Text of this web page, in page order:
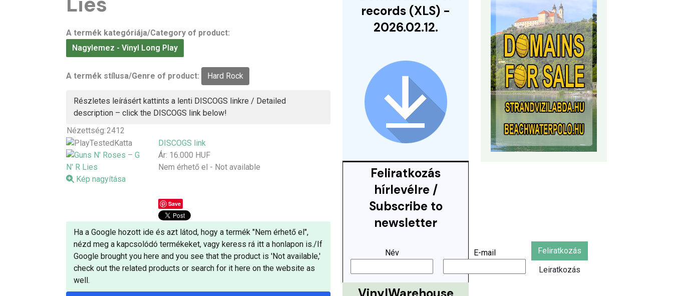
A termék kategóriája/Category of product:
Nagylemez - Vinyl Long Play
A termék stílusa/Genre of product: Hard Rock
Részletes leírásért kattints a lenti DISCOGS linkre / Detailed
description – click the DISCOGS link below!
Nézettség: 2412
Kép nagyítása
DISCOGS link
Ár: 16.000 HUF
Nem érhető el - Not available
Save
Ha a Google hozott ide és azt látod, hogy a termék "Nem érhető el",
nézd meg a kapcsolódó termékeket, vagy keress rá itt a honlapon is./If
Google brought you here and you see that the product is 'Not available,'
check out the related products or search for it here on the website as
well.
records (XLS) -
2026.02.12.
Feliratkozás
hírlevélre /
Subscribe to
newsletter
Név E-mail
Feliratkozás
Leiratkozás